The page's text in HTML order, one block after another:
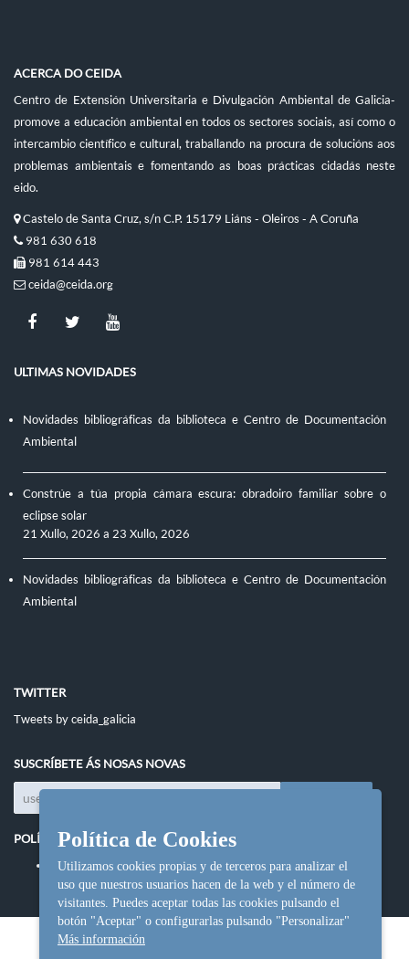
ACERCA DO CEIDA
Centro de Extensión Universitaria e Divulgación Ambiental de Galicia-
promove a educación ambiental en todos os sectores sociais, así como o
intercambio científico e cultural, traballando na procura de solucións aos
problemas ambientais e fomentando as boas prácticas cidadás neste
eido.
Castelo de Santa Cruz, s/n C.P. 15179 Liáns - Oleiros - A Coruña
981 630 618
981 614 443
ceida@ceida.org
ULTIMAS NOVIDADES
Novidades bibliográficas da biblioteca e Centro de Documentación
Ambiental
Constrúe a túa propia cámara escura: obradoiro familiar sobre o
eclipse solar
21 Xullo, 2026 a 23 Xullo, 2026
Novidades bibliográficas da biblioteca e Centro de Documentación
Ambiental
TWITTER
Tweets by ceida_galicia
SUSCRÍBETE ÁS NOSAS NOVAS
POLÍTICAS DO SITIO
Política de cookies
Política de Cookies
Utilizamos cookies propias y de terceros para analizar el
uso que nuestros usuarios hacen de la web y el número de
visitantes. Puedes aceptar todas las cookies pulsando el
botón "Aceptar" o configurarlas pulsando "Personalizar"
Más información